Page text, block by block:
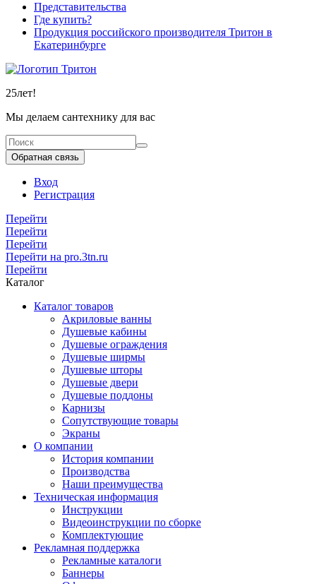
Представительства
Где купить?
Продукция российского производителя Тритон в
Екатеринбурге
25лет!
Мы делаем сантехнику для вас
Обратная связь
Вход
Регистрация
Перейти
Перейти
Перейти
Перейти на pro.3tn.ru
Перейти
Каталог
Каталог товаров
Акриловые ванны
Душевые кабины
Душевые ограждения
Душевые ширмы
Душевые шторы
Душевые двери
Душевые поддоны
Карнизы
Сопутствующие товары
Экраны
О компании
История компании
Производства
Наши преимущества
Техническая информация
Инструкции
Видеоинструкции по сборке
Комплектующие
Рекламная поддержка
Рекламные каталоги
Баннеры